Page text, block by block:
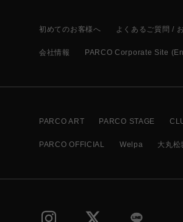
初めてのお客様へ よくあるご質問 /
会社情報 PARCO Corporate Site
PARCO ART PARCO STAGE
PARCO OFFICIAL Welpa 大丸